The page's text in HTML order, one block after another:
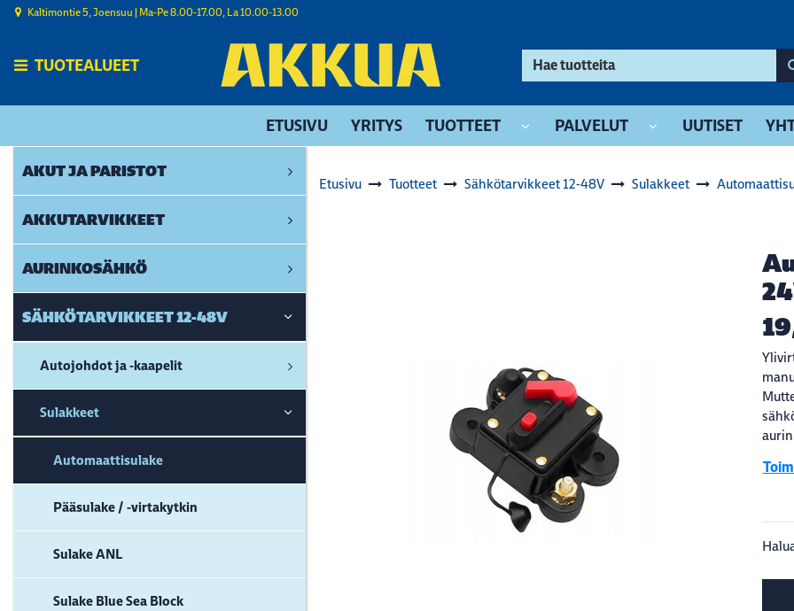
Siirry pääsisältöön
Kaltimontie 5, Joensuu | ​Ma-Pe 8.00-17.00, La 10.00-13.00
TUOTEALUEET
ETUSIVU YRITYS TUOTTEET PALVELUT UUTISET
AKUT JA PARISTOT
AKKUTARVIKKEET
AURINKOSÄHKÖ
SÄHKÖTARVIKKEET 12-48V
Autojohdot ja -kaapelit
Sulakkeet
Automaattisulake
Pääsulake / -virtakytkin
Sulake ANL
Sulake Blue Sea Block
Etusivu Tuotteet Sähkötarvikkeet 12-48V Sulakkeet